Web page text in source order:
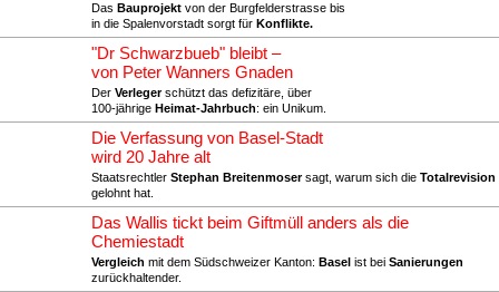
Das Bauprojekt von der Burgfelderstrasse bis
in die Spalenvorstadt sorgt für Konflikte.
"Dr Schwarzbueb" bleibt –
von Peter Wanners Gnaden
Der Verlegerschützt das defizitäre, über
100-jährige Heimat-Jahrbuch: ein Unikum.
Die Verfassung von Basel-Stadt
wird 20 Jahre alt
Staatsrechtler Stephan Breitenmosersagt, warum sich die Totalrevision
gelohnt hat.
Das Wallis tickt beim Giftmüll anders als die
Chemiestadt
Vergleich mit dem Südschweizer Kanton: Basel ist bei Sanierungen
zurückhaltender.